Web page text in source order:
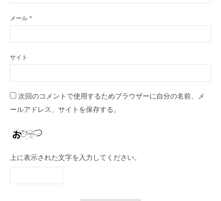
メール *
サイト
次回のコメントで使用するためブラウザーに自分の名前、メ
ールアドレス、サイトを保存する。
上に表示された文字を入力してください。